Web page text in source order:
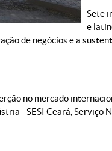
Sete
e
de negócios e a
no mercado
- SESI Ceará,